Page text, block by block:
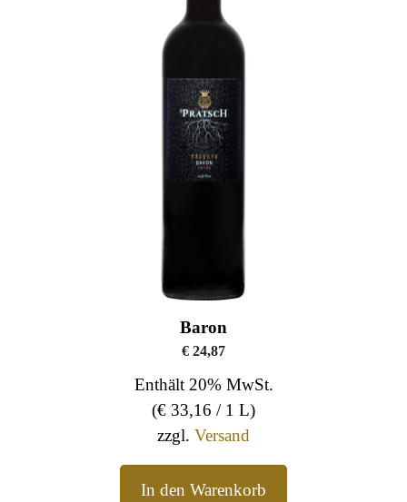
Baron
€24,87
Enthält 20% MwSt.
(€ 33,16 / 1 L)
zzgl. Versand
In den Warenkorb